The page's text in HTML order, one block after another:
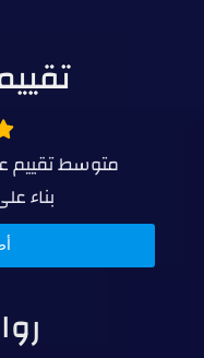
متوسط تقييم
بناء